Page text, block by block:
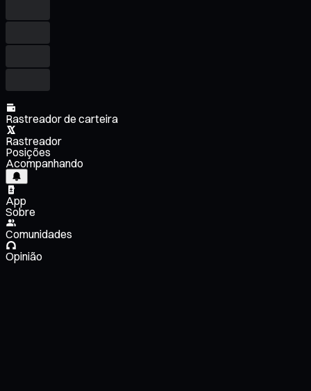
Rastreador de carteira
Rastreador
Posições
Acompanhando
App
Sobre
Comunidades
Opinião